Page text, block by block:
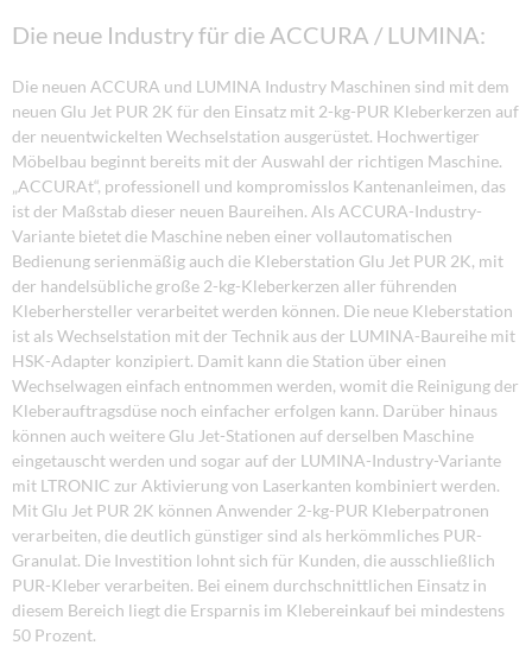
Die neue Industry für die ACCURA / LUMINA:
Die neuen ACCURA und LUMINA Industry Maschinen sind mit dem
neuen Glu Jet PUR 2K für den Einsatz mit 2-kg-PUR Kleberkerzen auf
der neuentwickelten Wechselstation ausgerüstet. Hochwertiger
Möbelbau beginnt bereits mit der Auswahl der richtigen Maschine.
„ACCURAt“, professionell und kompromisslos Kantenanleimen, das
ist der Maßstab dieser neuen Baureihen. Als ACCURA-Industry-
Variante bietet die Maschine neben einer vollautomatischen
Bedienung serienmäßig auch die Kleberstation Glu Jet PUR 2K, mit
der handelsübliche große 2-kg-Kleberkerzen aller führenden
Kleberhersteller verarbeitet werden können. Die neue Kleberstation
ist als Wechselstation mit der Technik aus der LUMINA-Baureihe mit
HSK-Adapter konzipiert. Damit kann die Station über einen
Wechselwagen einfach entnommen werden, womit die Reinigung der
Kleberauftragsdüse noch einfacher erfolgen kann. Darüber hinaus
können auch weitere Glu Jet-Stationen auf derselben Maschine
eingetauscht werden und sogar auf der LUMINA-Industry-Variante
mit LTRONIC zur Aktivierung von Laserkanten kombiniert werden.
Mit Glu Jet PUR 2K können Anwender 2-kg-PUR Kleberpatronen
verarbeiten, die deutlich günstiger sind als herkömmliches PUR-
Granulat. Die Investition lohnt sich für Kunden, die ausschließlich
PUR-Kleber verarbeiten. Bei einem durchschnittlichen Einsatz in
diesem Bereich liegt die Ersparnis im Klebereinkauf bei mindestens
50 Prozent.